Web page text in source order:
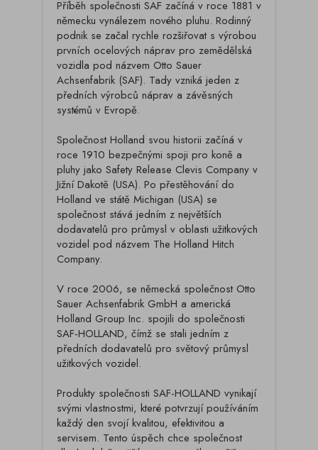
Příběh společnosti SAF začíná v roce 1881 v
německu vynálezem nového pluhu. Rodinný
podnik se začal rychle rozšiřovat s výrobou
prvních ocelových náprav pro zemědělská
vozidla pod názvem Otto Sauer
Achsenfabrik (SAF). Tady vzniká jeden z
předních výrobců náprav a závěsných
systémů v Evropě.
Společnost Holland svou historii začíná v
roce 1910 bezpečnými spoji pro koně a
pluhy jako Safety Release Clevis Company v
Jižní Dakotě (USA). Po přestěhování do
Holland ve státě Michigan (USA) se
společnost stává jedním z největších
dodavatelů pro průmysl v oblasti užitkových
vozidel pod názvem The Holland Hitch
Company.
V roce 2006, se německá společnost Otto
Sauer Achsenfabrik GmbH a americká
Holland Group Inc. spojili do společnosti
SAF-HOLLAND, čímž se stali jedním z
předních dodavatelů pro světový průmysl
užitkových vozidel.
Produkty společnosti SAF-HOLLAND vynikají
svými vlastnostmi, které potvrzují používáním
každý den svojí kvalitou, efektivitou a
servisem. Tento úspěch chce společnost